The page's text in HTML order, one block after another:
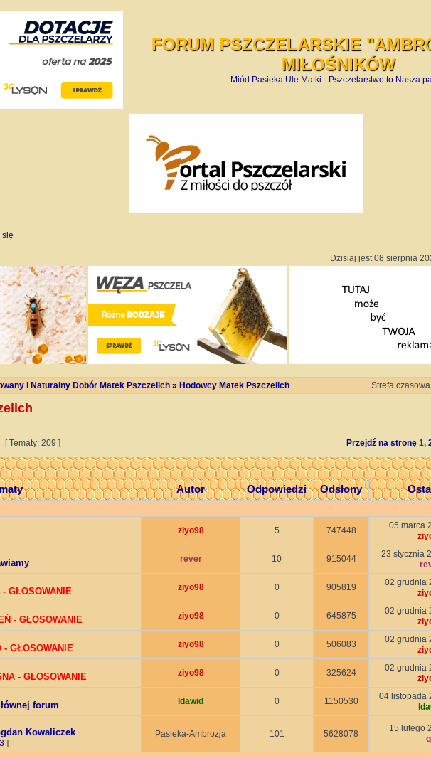
FORUM PSZCZELARSKIE
MIŁOŚNIKÓW
Miód Pasieka Ule Matki - Pszczelarstwo to Nasza
się
Dzisiaj jest 08 sierpnia
i Naturalny Dobór Matek Pszczelich » Hodowcy Matek Pszczelich Strefa
[ Tematy: 209 ] Przejdź na stronę 1,
Autor Odpowiedzi Odsłony
ziyo98 5 747448
05 marca
rever 10 915044
23 stycznia
GŁOSOWANIE ziyo98 0 905819
02 grudnia
- GŁOSOWANIE ziyo98 0 645875
02 grudnia
- GŁOSOWANIE ziyo98 0 506083
02 grudnia
- GŁOSOWANIE ziyo98 0 325624
02 grudnia
forum ldawid 0 1150530
04 listopada
Kowaliczek
3 ]
Pasieka-Ambrozja 101 5628078
15 lutego